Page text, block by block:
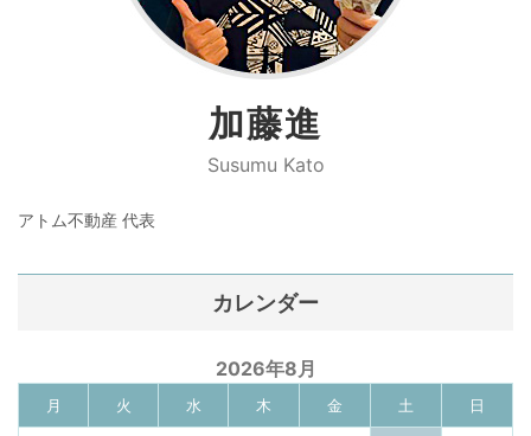
加藤進
Susumu Kato
アトム不動産 代表
カレンダー
2026年8月
月 火 水 木 金 土 日